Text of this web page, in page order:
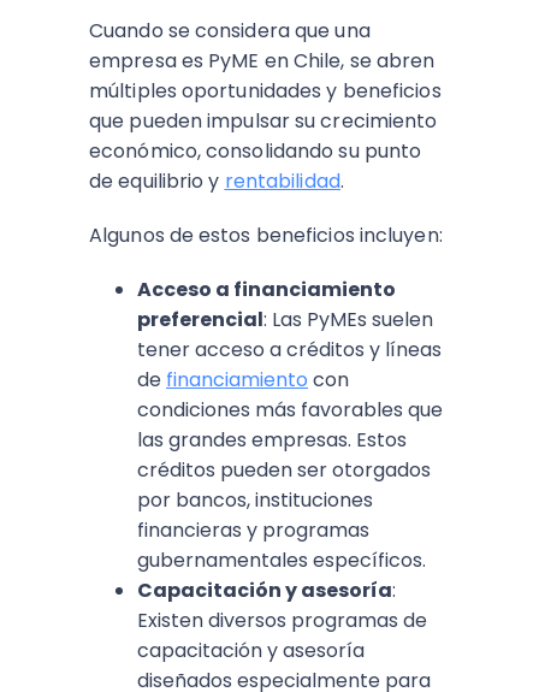
Cuando se considera que una
empresa es PyME en Chile, se abren
múltiples oportunidades y beneficios
que pueden impulsar su crecimiento
económico, consolidando su punto
de equilibrio y rentabilidad.
Algunos de estos beneficios incluyen:
Acceso a financiamiento
preferencial: Las PyMEs suelen
tener acceso a créditos y líneas
de financiamiento con
condiciones más favorables que
las grandes empresas. Estos
créditos pueden ser otorgados
por bancos, instituciones
financieras y programas
gubernamentales específicos.
Capacitación y asesoría:
Existen diversos programas de
capacitación y asesoría
diseñados especialmente para